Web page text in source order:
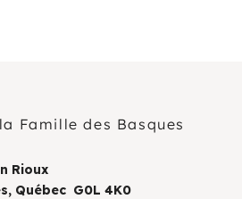
Famille des Basques
Rioux
Québec G0L 4K0